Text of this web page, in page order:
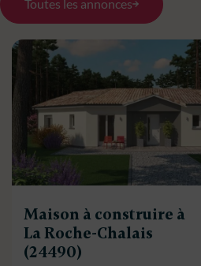
Toutes les annonces
Maison à construire à
La Roche-Chalais
(24490)